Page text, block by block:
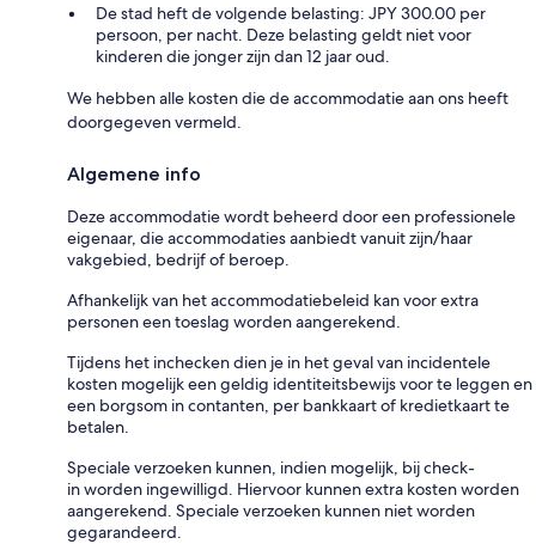
De stad heft de volgende belasting: JPY 300.00 per
persoon, per nacht. Deze belasting geldt niet voor
kinderen die jonger zijn dan 12 jaar oud.
We hebben alle kosten die de accommodatie aan ons heeft
doorgegeven vermeld.
Algemene info
Deze accommodatie wordt beheerd door een professionele
eigenaar, die accommodaties aanbiedt vanuit zijn/haar
vakgebied, bedrijf of beroep.
Afhankelijk van het accommodatiebeleid kan voor extra
personen een toeslag worden aangerekend.
Tijdens het inchecken dien je in het geval van incidentele
kosten mogelijk een geldig identiteitsbewijs voor te leggen en
een borgsom in contanten, per bankkaart of kredietkaart te
betalen.
Speciale verzoeken kunnen, indien mogelijk, bij check-
in worden ingewilligd. Hiervoor kunnen extra kosten worden
aangerekend. Speciale verzoeken kunnen niet worden
gegarandeerd.